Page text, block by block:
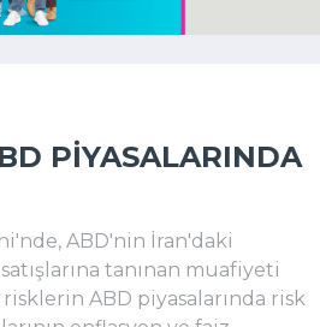
PIYASALARINDA
ABD'nin İran'daki
tanınan muafiyeti
ABD piyasalarında risk